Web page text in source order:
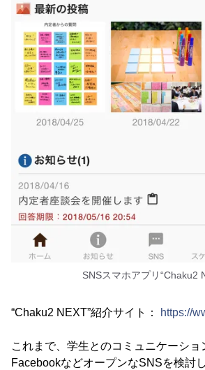
SNSスマホアプリ“Chaku2
“Chaku2 NEXT”紹介サイト： https://
これまで、学生とのコミュニケーショ
FacebookなどオープンなSNSを検討